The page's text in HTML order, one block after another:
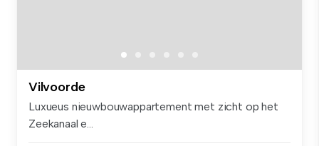
Vilvoorde
Luxueus nieuwbouwappartement met zicht op het
Zeekanaal e...